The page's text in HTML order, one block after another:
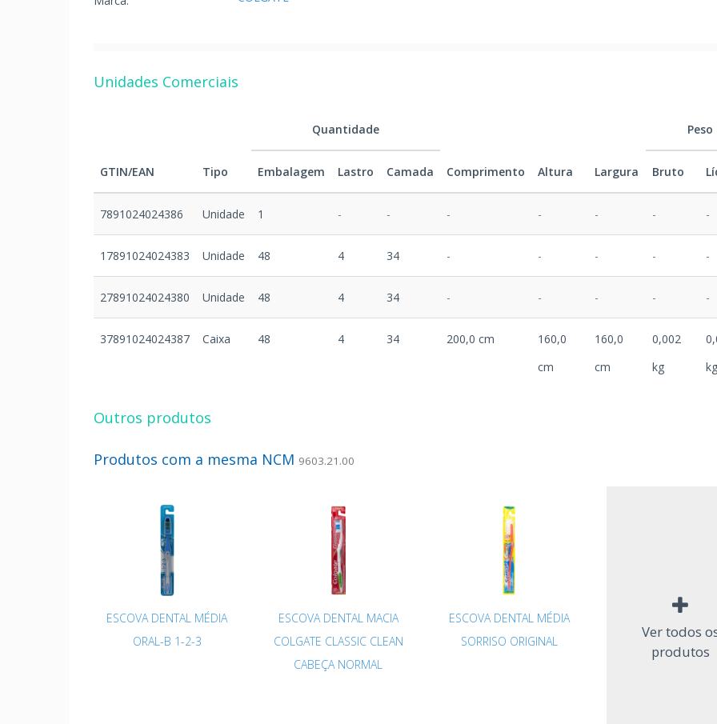
Unidades Comerciais
GTIN/EAN Tipo
Quantidade
Comprimento Altura Largura
Peso
Embalagem Lastro Camada Bruto
7891024024386 Unidade 1 - - - - - - -
17891024024383 Unidade 48 4 34 - - - - -
27891024024380 Unidade 48 4 34 - - - - -
37891024024387 Caixa 48 4 34 200,0 cm
160,0
cm
160,0
cm
0,002
kg
kg
Outros produtos
Produtos com a mesma NCM 9603.21.00
ESCOVA DENTAL MÉDIA
ORAL-B 1-2-3
ESCOVA DENTAL MACIA
COLGATE CLASSIC CLEAN
CABEÇA NORMAL
ESCOVA DENTAL MÉDIA
SORRISO ORIGINAL
Ver todos
produtos